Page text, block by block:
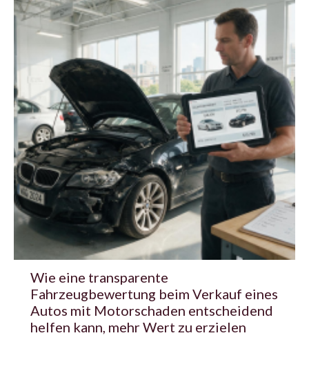
Wie eine transparente
Fahrzeugbewertung beim Verkauf eines
Autos mit Motorschaden entscheidend
helfen kann, mehr Wert zu erzielen